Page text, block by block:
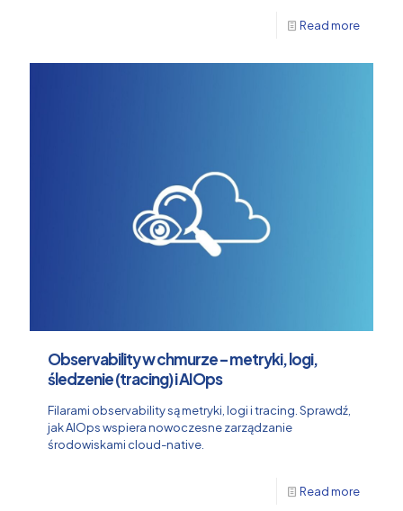
Read more
Observability w chmurze – metryki, logi,
śledzenie (tracing) i AIOps
Filarami observability są metryki, logi i tracing. Sprawdź,
jak AIOps wspiera nowoczesne zarządzanie
środowiskami cloud-native.
Read more